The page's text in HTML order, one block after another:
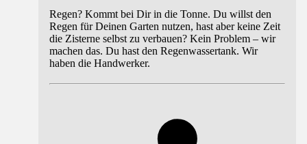
Regen? Kommt bei Dir in die Tonne. Du willst den
Regen für Deinen Garten nutzen, hast aber keine Zeit
die Zisterne selbst zu verbauen? Kein Problem – wir
machen das. Du hast den Regenwassertank. Wir
haben die Handwerker.